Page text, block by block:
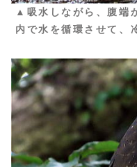
▲吸水しながら、腹端
内で水を循環させて、